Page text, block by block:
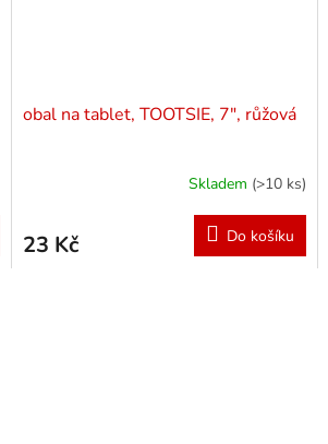
obal na tablet, TOOTSIE, 7", růžová
Skladem (>10 ks)
23 Kč Do košíku